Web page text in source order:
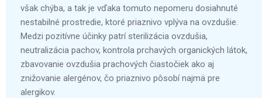
však chýba, a tak je vďaka tomuto nepomeru dosiahnuté
nestabilné prostredie, ktoré priaznivo vplýva na ovzdušie.
Medzi pozitívne účinky patrí sterilizácia ovzdušia,
neutralizácia pachov, kontrola prchavých organických látok,
zbavovanie ovzdušia prachových čiastočiek ako aj
znižovanie alergénov, čo priaznivo pôsobí najmä pre
alergikov.